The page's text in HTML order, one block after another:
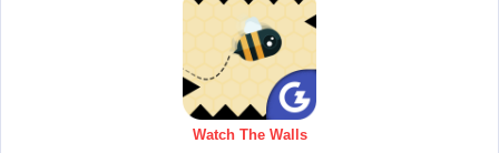
Watch The Walls